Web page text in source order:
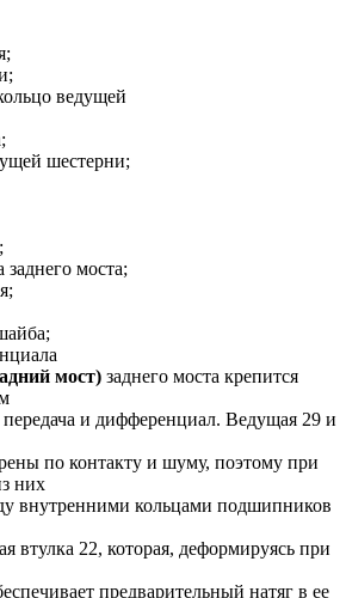
ведущей
шестерни;
заднего моста;
мост) заднего моста крепится
и дифференциал. Ведущая 29 и
по контакту и шуму, поэтому при
них
внутренними кольцами подшипников
втулка 22, которая, деформируясь при
предварительный натяг в ее